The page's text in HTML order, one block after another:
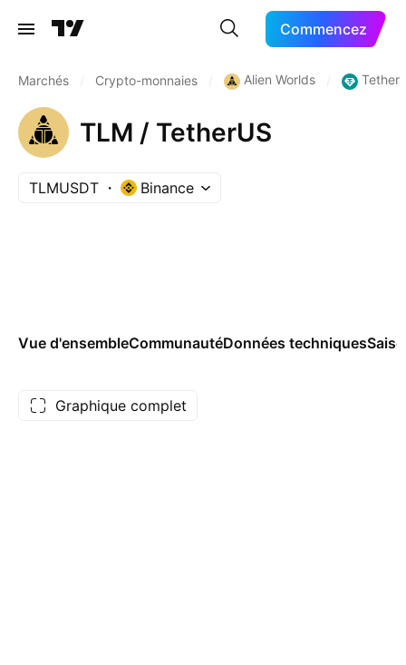
Commencez
Marchés Crypto-monnaies Alien Worlds Tether
TLM / TetherUS
TLMUSDT Binance
Vue d'ensembleCommunautéDonnées techniques
Graphique complet